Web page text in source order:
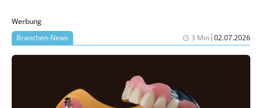
Werbung
Branchen-News
3 Min|02.07.2026